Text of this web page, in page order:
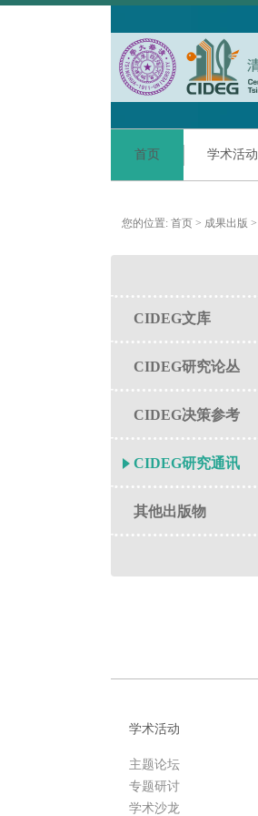
首页 学术活动
您的位置: 首页 > 成果出版 >
CIDEG文库
CIDEG研究论丛
CIDEG决策参考
CIDEG研究通讯
其他出版物
学术活动
主题论坛
专题研讨
学术沙龙